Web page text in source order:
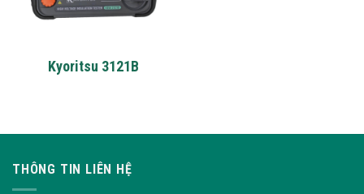
Kyoritsu 3121B
THÔNG TIN LIÊN HỆ